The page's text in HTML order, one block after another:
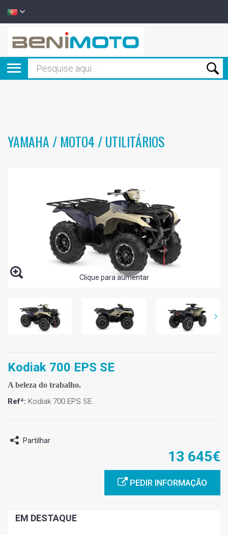
YAMAHA / MOTO4 / UTILITÁRIOS
Clique para aumentar
Kodiak 700 EPS SE
A beleza do trabalho.
Refª: Kodiak 700 EPS SE
Partilhar
13 645€
PEDIR INFORMAÇÃO
EM DESTAQUE